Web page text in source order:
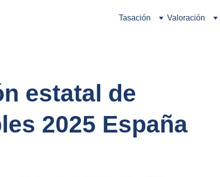
Tasación Valoración
estatal de
2025 España